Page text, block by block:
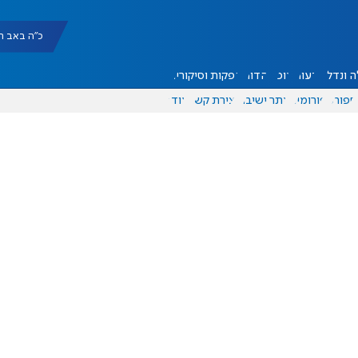
כ"ה באב תשפ"ו
ונדל"ן דעות אוכל יהדות הפקות וסיקורים
ספורט פורומים אתר ישיבה יצירת קשר עוד